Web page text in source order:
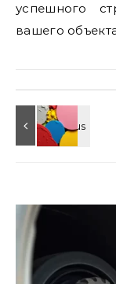
успешного
вашего